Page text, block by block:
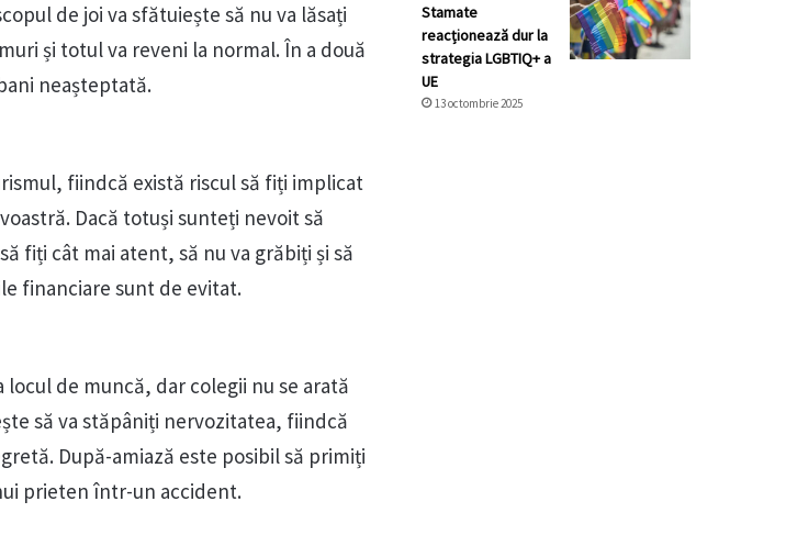
de joi va sfătuiește să nu va lăsați
și totul va reveni la normal. În a două
neașteptată.
fiindcă există riscul să fiți implicat
Dacă totuși sunteți nevoit să
fiți cât mai atent, să nu va grăbiți și să
financiare sunt de evitat.
de muncă, dar colegii nu se arată
să va stăpâniți nervozitatea, fiindcă
După-amiază este posibil să primiți
prieten într-un accident.
Stamate
reacționează dur la
strategia LGBTIQ+ a
UE
13 octombrie 2025